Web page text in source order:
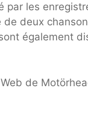
par les
deux
également
de